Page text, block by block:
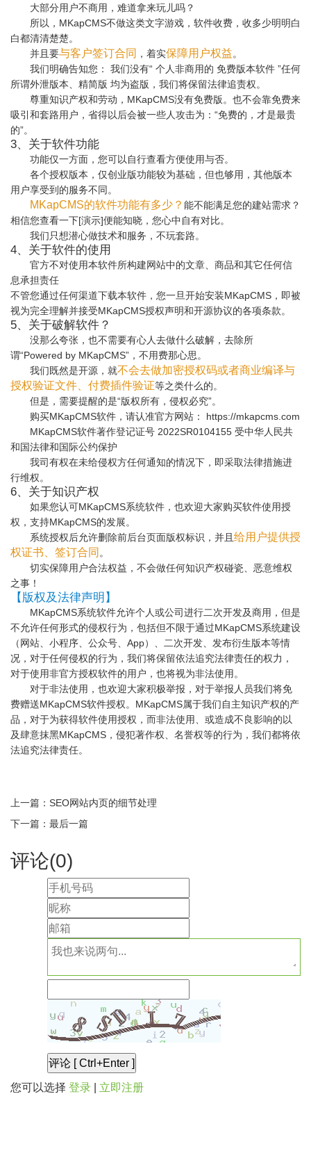
大部分用户不商用，难道拿来玩儿吗？
所以，MKapCMS不做这类文字游戏，软件收费，收多少明明白
白都清清楚楚。
并且要与客户签订合同 ，着实保障用户权益。
我们明确告知您： 我们没有“ 个人非商用的 免费版本软件 ”任何
所谓外泄版本、精简版 均为盗版，我们将保留法律追责权。
尊重知识产权和劳动，MKapCMS没有免费版。也不会靠免费来
吸引和套路用户，省得以后会被一些人攻击为：“免费的，才是最贵
的”。
3、关于软件功能
功能仅一方面，您可以自行查看方便使用与否。
各个授权版本，仅创业版功能较为基础，但也够用，其他版本
用户享受到的服务不同。
MKapCMS的软件功能有多少？ 能不能满足您的建站需求？
相信您查看一下[演示]便能知晓，您心中自有对比。
我们只想潜心做技术和服务，不玩套路。
4、关于软件的使用
官方不对使用本软件所构建网站中的文章、商品和其它任何信
息承担责任
不管您通过任何渠道下载本软件，您一旦开始安装MKapCMS，即被
视为完全理解并接受MKapCMS授权声明和开源协议的各项条款。
5、关于破解软件？
没那么夸张，也不需要有心人去做什么破解，去除所
谓“Powered by MKapCMS”，不用费那心思。
我们既然是开源，就不会去做加密授权码或者商业编译与
授权验证文件、付费插件验证等之类什么的。
但是，需要提醒的是“版权所有，侵权必究”。
购买MKapCMS软件，请认准官方网站： https://mkapcms.com
MKapCMS软件著作登记证号 2022SR0104155 受中华人民共
和国法律和国际公约保护
我司有权在未给侵权方任何通知的情况下，即采取法律措施进
行维权。
6、关于知识产权
如果您认可MKapCMS系统软件，也欢迎大家购买软件使用授
权，支持MKapCMS的发展。
系统授权后允许删除前后台页面版权标识，并且 给用户提供授
权证书、签订合同 。
切实保障用户合法权益，不会做任何知识产权碰瓷、恶意维权
之事！
【版权及法律声明】
MKapCMS系统软件允许个人或公司进行二次开发及商用，但是
不允许任何形式的侵权行为，包括但不限于通过MKapCMS系统建设
（网站、小程序、公众号、App）、二次开发、发布衍生版本等情
况，对于任何侵权的行为，我们将保留依法追究法律责任的权力，
对于使用非官方授权软件的用户，也将视为非法使用。
对于非法使用，也欢迎大家积极举报，对于举报人员我们将免
费赠送MKapCMS软件授权。MKapCMS属于我们自主知识产权的产
品，对于为获得软件使用授权，而非法使用、或造成不良影响的以
及肆意抹黑MKapCMS，侵犯著作权、名誉权等的行为，我们都将依
法追究法律责任。
上一篇： SEO网站内页的细节处理
下一篇：最后一篇
评论(0)
您可以选择 登录 立即注册